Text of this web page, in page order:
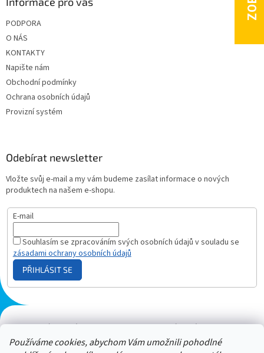
Používáme cookies, abychom Vám umožnili pohodlné
PODPORA
O NÁS
KONTAKTY
Napište nám
Obchodní podmínky
Ochrana osobních údajů
Provizní systém
Odebírat newsletter
Vložte svůj e-mail a my vám budeme zasílat informace o nových
produktech na našem e-shopu.
E-mail
Souhlasím se zpracováním svých osobních údajů v souladu se
zásadami ochrany osobních údajů
PŘIHLÁSIT SE
Plazmový generátor.cz Heureka - hodnocení Solárne panely.sk
Parasite zapper